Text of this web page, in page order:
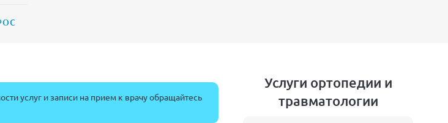
услуг и записи на прием к врачу обращайтесь
Услуги ортопедии и
травматологии